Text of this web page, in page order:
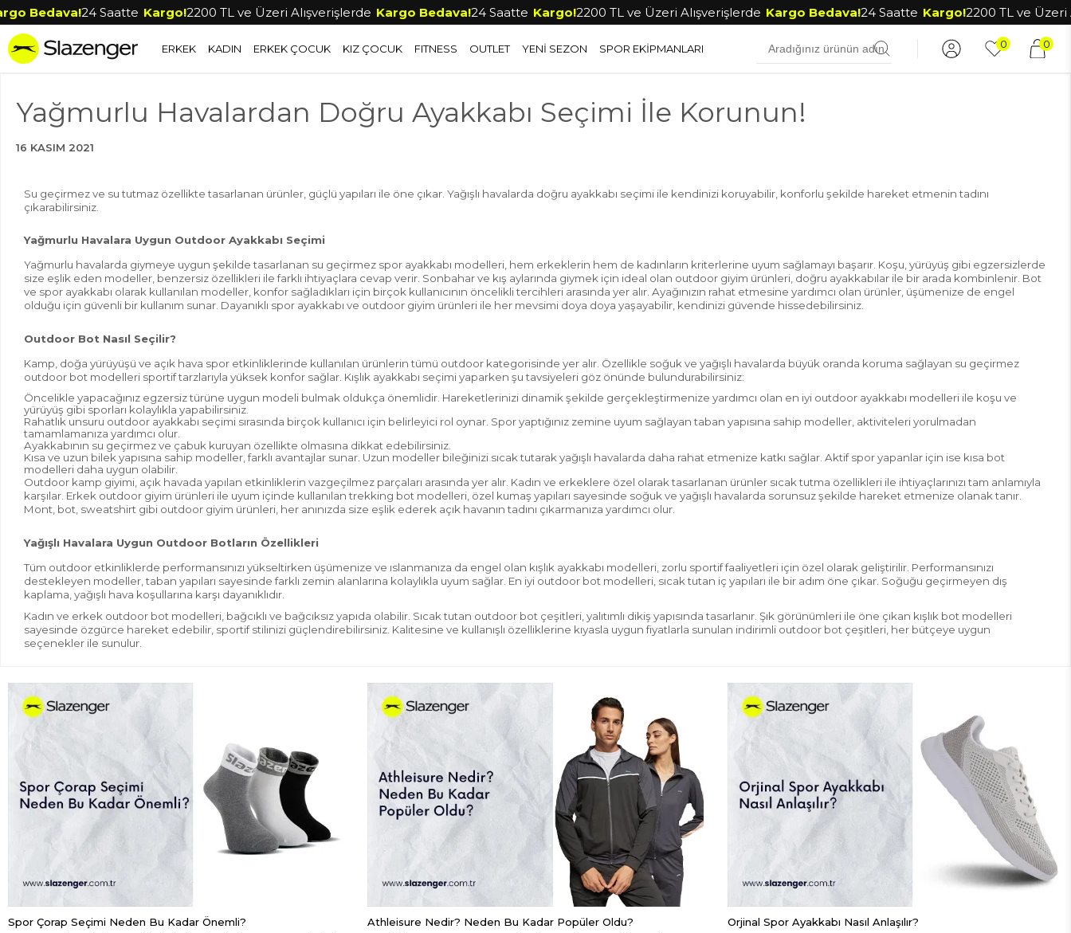
Bedava!24 Saatte Kargo!2200 TL ve Üzeri Alışverişlerde Kargo Bedava!24 Saatte Kargo!2200 TL ve Üzeri Alışverişlerde Kargo Bedava!24 Saatte Kargo!2200 TL ve Üzeri
ERKEK KADIN ERKEK ÇOCUK KIZ ÇOCUK FITNESS OUTLET YENİ SEZON SPOR EKİPMANLARI 0 0
Yağmurlu Havalardan Doğru Ayakkabı Seçimi İle Korunun!
16 KASIM 2021
Su geçirmez ve su tutmaz özellikte tasarlanan ürünler, güçlü yapıları ile öne çıkar. Yağışlı havalarda doğru ayakkabı seçimi ile kendinizi koruyabilir, konforlu şekilde hareket etmenin tadını
çıkarabilirsiniz.
Yağmurlu Havalara Uygun Outdoor Ayakkabı Seçimi
Yağmurlu havalarda giymeye uygun şekilde tasarlanan su geçirmez spor ayakkabı modelleri, hem erkeklerin hem de kadınların kriterlerine uyum sağlamayı başarır. Koşu, yürüyüş gibi egzersizlerde
size eşlik eden modeller, benzersiz özellikleri ile farklı ihtiyaçlara cevap verir. Sonbahar ve kış aylarında giymek için ideal olan outdoor giyim ürünleri, doğru ayakkabılar ile bir arada kombinlenir. Bot
ve spor ayakkabı olarak kullanılan modeller, konfor sağladıkları için birçok kullanıcının öncelikli tercihleri arasında yer alır. Ayağınızın rahat etmesine yardımcı olan ürünler, üşümenize de engel
olduğu için güvenli bir kullanım sunar. Dayanıklı spor ayakkabı ve outdoor giyim ürünleri ile her mevsimi doya doya yaşayabilir, kendinizi güvende hissedebilirsiniz.
Outdoor Bot Nasıl Seçilir?
Kamp, doğa yürüyüşü ve açık hava spor etkinliklerinde kullanılan ürünlerin tümü outdoor kategorisinde yer alır. Özellikle soğuk ve yağışlı havalarda büyük oranda koruma sağlayan su geçirmez
outdoor bot modelleri sportif tarzlarıyla yüksek konfor sağlar. Kışlık ayakkabı seçimi yaparken şu tavsiyeleri göz önünde bulundurabilirsiniz:
Öncelikle yapacağınız egzersiz türüne uygun modeli bulmak oldukça önemlidir. Hareketlerinizi dinamik şekilde gerçekleştirmenize yardımcı olan en iyi outdoor ayakkabı modelleri ile koşu ve
yürüyüş gibi sporları kolaylıkla yapabilirsiniz.
Rahatlık unsuru outdoor ayakkabı seçimi sırasında birçok kullanıcı için belirleyici rol oynar. Spor yaptığınız zemine uyum sağlayan taban yapısına sahip modeller, aktiviteleri yorulmadan
tamamlamanıza yardımcı olur.
Ayakkabının su geçirmez ve çabuk kuruyan özellikte olmasına dikkat edebilirsiniz.
Kısa ve uzun bilek yapısına sahip modeller, farklı avantajlar sunar. Uzun modeller bileğinizi sıcak tutarak yağışlı havalarda daha rahat etmenize katkı sağlar. Aktif spor yapanlar için ise kısa bot
modelleri daha uygun olabilir.
Outdoor kamp giyimi, açık havada yapılan etkinliklerin vazgeçilmez parçaları arasında yer alır. Kadın ve erkeklere özel olarak tasarlanan ürünler sıcak tutma özellikleri ile ihtiyaçlarınızı tam anlamıyla
karşılar. Erkek outdoor giyim ürünleri ile uyum içinde kullanılan trekking bot modelleri, özel kumaş yapıları sayesinde soğuk ve yağışlı havalarda sorunsuz şekilde hareket etmenize olanak tanır.
Mont, bot, sweatshirt gibi outdoor giyim ürünleri, her anınızda size eşlik ederek açık havanın tadını çıkarmanıza yardımcı olur.
Yağışlı Havalara Uygun Outdoor Botların Özellikleri
Tüm outdoor etkinliklerde performansınızı yükseltirken üşümenize ve ıslanmanıza da engel olan kışlık ayakkabı modelleri, zorlu sportif faaliyetleri için özel olarak geliştirilir. Performansınızı
destekleyen modeller, taban yapıları sayesinde farklı zemin alanlarına kolaylıkla uyum sağlar. En iyi outdoor bot modelleri, sıcak tutan iç yapıları ile bir adım öne çıkar. Soğuğu geçirmeyen dış
kaplama, yağışlı hava koşullarına karşı dayanıklıdır.
Kadın ve erkek outdoor bot modelleri, bağcıklı ve bağcıksız yapıda olabilir. Sıcak tutan outdoor bot çeşitleri, yalıtımlı dikiş yapısında tasarlanır. Şık görünümleri ile öne çıkan kışlık bot modelleri
sayesinde özgürce hareket edebilir, sportif stilinizi güçlendirebilirsiniz. Kalitesine ve kullanışlı özelliklerine kıyasla uygun fiyatlarla sunulan indirimli outdoor bot çeşitleri, her bütçeye uygun
seçenekler ile sunulur.
Spor Çorap Seçimi Neden Bu Kadar Önemli?
Athleisure Nedir? Neden Bu Kadar Popüler Oldu?
Orjinal Spor Ayakkabı Nasıl Anlaşılır?